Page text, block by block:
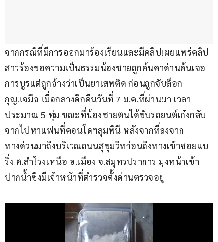
จากกรณีที่มีการออกมาร้องเรียนและมีคลิปเผยแพร่คลิป
สาวร้องขอความเป็นธรรมน้องชายถูกค้นคาด่านค้นเจอ
การบูรแต่ถูกอ้างว่าเป็นยาเสพติด ก่อนถูกจับล็อก
กุญแจมือ เมื่อกลางดึกคืนวันที่ 7 ม.ค.ที่ผ่านมา เวลา
ประมาณ 5 ทุ่ม ขณะที่น้องชายตนได้ขับรถยนต์เก๋งกลับ
จากไปหาแฟนที่คอนโดฯลุมพินี หลังจากที่ลงจาก
ทางด่วนมาถึงบริเวณถนนสุขุมวิทก่อนถึงทางเข้าซอยแบ
ริ่ง ต.สำโรงเหนือ อ.เมือง จ.สมุทรปราการ มุ่งหน้าเข้า
ปากน้ำซึ่งมีเจ้าหน้าที่ตำรวจตั้งด่านตรวจอยู่